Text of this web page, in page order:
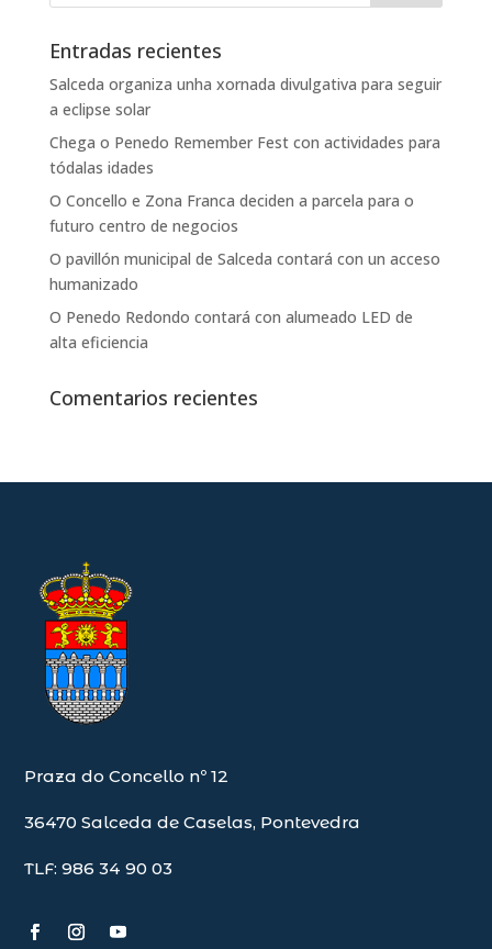
Entradas recientes
Salceda organiza unha xornada divulgativa para seguir
a eclipse solar
Chega o Penedo Remember Fest con actividades para
tódalas idades
O Concello e Zona Franca deciden a parcela para o
futuro centro de negocios
O pavillón municipal de Salceda contará con un acceso
humanizado
O Penedo Redondo contará con alumeado LED de
alta eficiencia
Comentarios recientes
Praza do Concello nº 12
36470 Salceda de Caselas, Pontevedra
TLF: 986 34 90 03